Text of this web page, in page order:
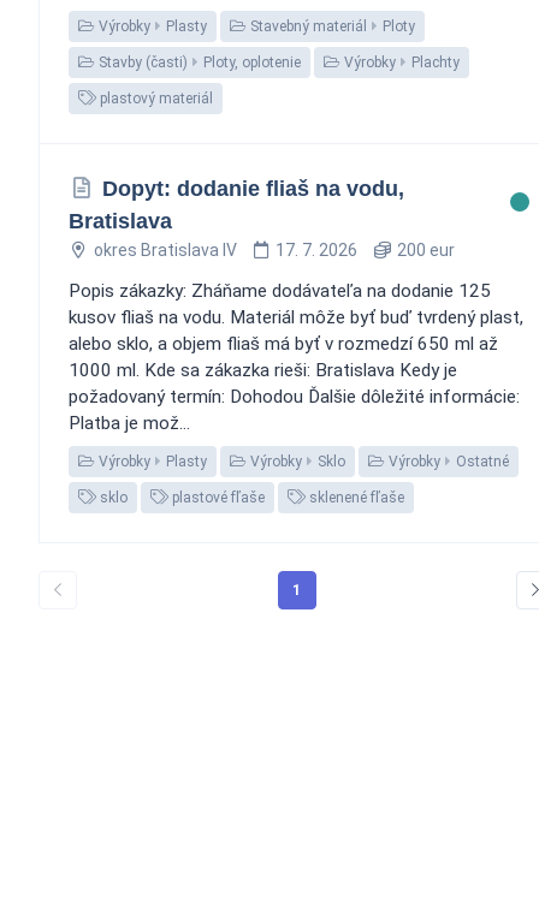
Výrobky Plasty Stavebný materiál Ploty
Stavby (časti) Ploty, oplotenie Výrobky Plachty
plastový materiál
Dopyt: dodanie fliaš na vodu,
Bratislava
okres Bratislava IV 17. 7. 2026 200 eur
Popis zákazky: Zháňame dodávateľa na dodanie 125
kusov fliaš na vodu. Materiál môže byť buď tvrdený plast,
alebo sklo, a objem fliaš má byť v rozmedzí 650 ml až
1000 ml. Kde sa zákazka rieši: Bratislava Kedy je
požadovaný termín: Dohodou Ďalšie dôležité informácie:
Platba je mož...
Výrobky Plasty Výrobky Sklo Výrobky Ostatné
sklo plastové fľaše sklenené fľaše
1